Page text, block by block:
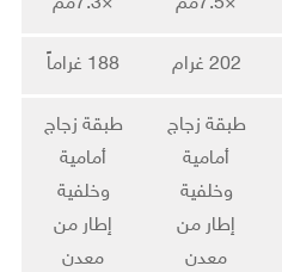
202 غرام 188 غراماً
طبقة زجاج
أمامية
وخلفية
إطار من
معدن
طبقة زجاج
أمامية
وخلفية
إطار من
معدن